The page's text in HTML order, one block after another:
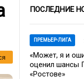
ПОСЛЕДНИЕ
ПРЕМЬЕР-ЛИГА
«Может, я и
оценил шансы
«Ростове»